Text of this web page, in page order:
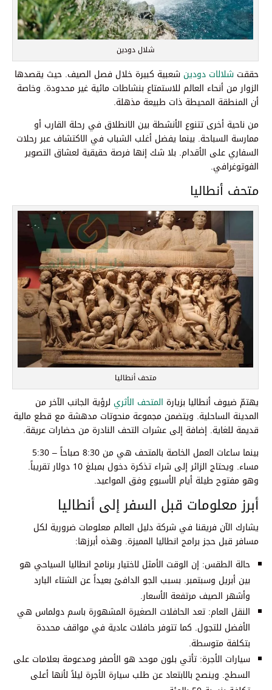
شلال دودين
حققت شلالات دودين شعبية كبيرة خلال فصل الصيف. حيث يقصدها
الزوار من أنحاء العالم للاستمتاع بنشاطات مائية غير محدودة. وخاصة
أن المنطقة المحيطة ذات طبيعة مذهلة.
من ناحية أخرى تتنوع الأنشطة بين الانطلاق في رحلة القارب أو
ممارسة السباحة. بينما يفضل أغلب الشباب في الاكتشاف عبر رحلات
السفاري على الأقدام. بلا شك إنها فرصة حقيقية لعشاق التصوير
الفوتوغرافي.
متحف أنطاليا
متحف أنطاليا
يهتمّ ضيوف أنطاليا بزيارة المتحف الأثري لرؤية الجانب الآخر من
المدينة الساحلية. ويتضمن مجموعة منحوتات مدهشة مع قطع مالية
قديمة للغاية. إضافة إلى عشرات التحف النادرة من حضارات عريقة.
بينما ساعات العمل الخاصة بالمتحف هي من 8:30 صباحاً – 5:30
مساء. ويحتاج الزائر إلى شراء تذكرة دخول بمبلغ 10 دولار تقريباً.
وهو مفتوح طيلة أيام الأسبوع وفق المواعيد.
أبرز معلومات قبل السفر إلى أنطاليا
يشارك الآن فريقنا في شركة دليل العالم معلومات ضرورية لكل
مسافر قبل حجز برامج انطاليا المميزة. وهذه أبرزها:
حالة الطقس: إن الوقت الأمثل لاختيار برنامج انطاليا السياحي هو
بين أبريل وسبتمبر. بسبب الجو الدافئ بعيداً عن الشتاء البارد
وأشهر الصيف مرتفعة الأسعار.
النقل العام: تعد الحافلات الصغيرة المشهورة باسم دولماس هي
الأفضل للتجول. كما تتوفر حافلات عادية في مواقف محددة
بتكلفة متوسطة.
سيارات الأجرة: تأتي بلون موحد هو الأصفر ومدعومة بعلامات على
السطح. وينصح بالابتعاد عن طلب سيارة الأجرة ليلاً لأنها أعلى